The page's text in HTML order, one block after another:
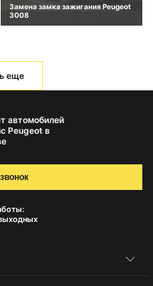
Замена замка зажигания Peugeot
3008
еще
автомобилей
Peugeot в